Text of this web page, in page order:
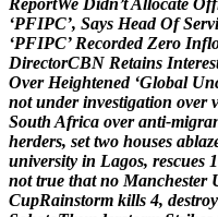
ReportWe Didn’tAllocate Off
‘PFIPC’, Says Head Of Servi
‘PFIPC’ Recorded Zero Infl
DirectorCBN Retains Interes
Over Heightened ‘Global Un
not under investigation over v
South Africa over anti-migra
herders, set two houses ablaz
university in Lagos, rescues 1
not true that no Manchester
CupRainstorm kills 4, destroy